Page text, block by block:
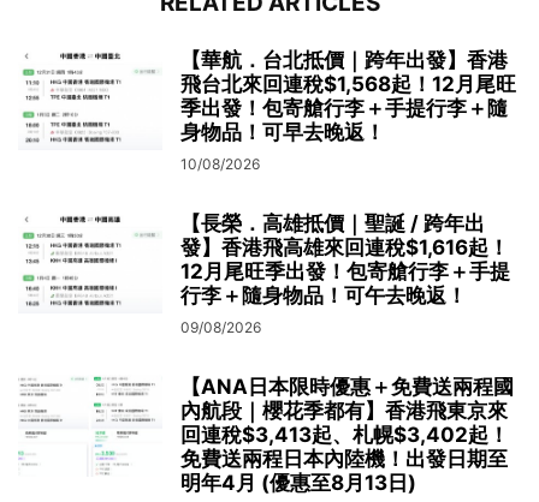
【華航．台北抵價｜跨年出發】香港
飛台北來回連稅$1,568起！12月尾旺
季出發！包寄艙行李＋手提行李＋隨
身物品！可早去晚返！
10/08/2026
【長榮．高雄抵價｜聖誕 / 跨年出
發】香港飛高雄來回連稅$1,616起！
12月尾旺季出發！包寄艙行李＋手提
行李＋隨身物品！可午去晚返！
09/08/2026
【ANA日本限時優惠＋免費送兩程國
內航段｜櫻花季都有】香港飛東京來
回連稅$3,413起、札幌$3,402起！
免費送兩程日本內陸機！出發日期至
明年4月 (優惠至8月13日)